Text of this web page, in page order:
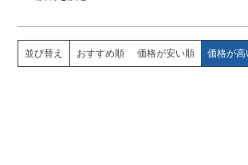
並び替え おすすめ順 価格が安い順 価格が高